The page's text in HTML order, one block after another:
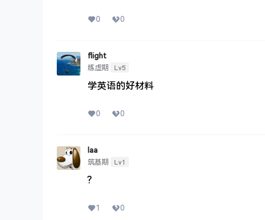
0 0
flight
练虚期
Lv5
学英语的好材料
0 0
laa
筑基期
Lv1
?
1 0